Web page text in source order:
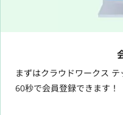
まずはクラウドワークス テ
60秒で会員登録できます！